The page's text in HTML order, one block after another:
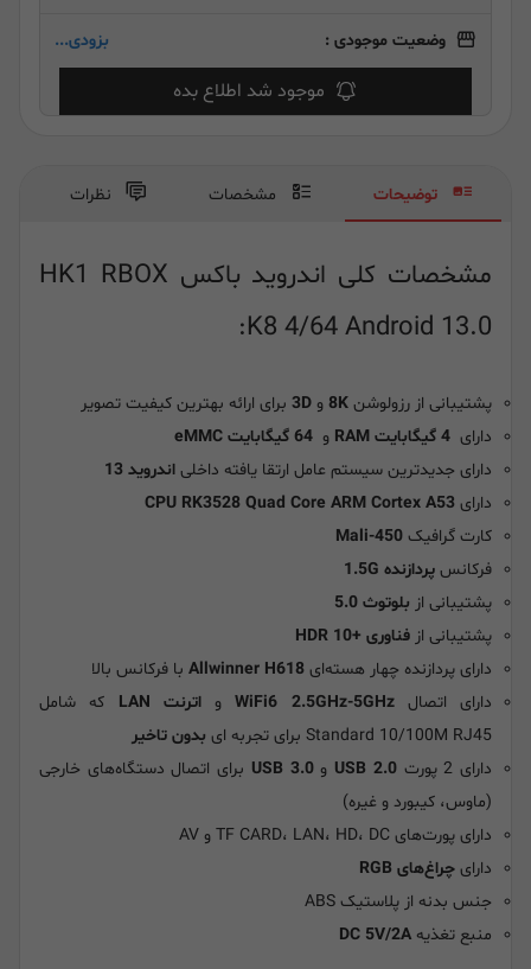
وضعیت موجودی : بزودی...
موجود شد اطلاع بده
مشخصات کلی اندروید باکس HK1 RBOX
K8 4/64 Android 13.0:
پشتیبانی از رزولوشن 8K و 3D برای ارائه بهترین کیفیت تصویر
دارای 4 گیگابایت RAM و 64 گیگابایت eMMC
دارای جدیدترین سیستم عامل ارتقا یافته داخلی اندروید 13
دارای CPU RK3528 Quad Core ARM Cortex A53
کارت گرافیک Mali-450
فرکانس پردازنده 1.5G
پشتیبانی از بلوتوث 5.0
پشتیبانی از فناوری +
HDR 10
دارای پردازنده چهار هسته‌ای Allwinner H618 با فرکانس بالا
دارای اتصالWiFi6 2.5GHz-5GHzواترنت LAN
که شامل
Standard 10/100M RJ45 برای تجربه ای
بدون تاخیر
دارای 2 پورت
USB 2.0 وUSB 3.0 برای اتصال دستگاه‌های خارجی
(ماوس، کیبورد و غیره)
دارای پورت‌های TF CARD، LAN، HD، DC و AV
دارای چراغ‌های RGB
جنس بدنه از پلاستیک ABS
منبع تغذیه DC 5V/2A